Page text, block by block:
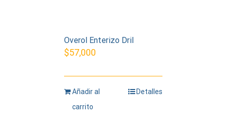
Overol Enterizo Dril
$57,000
Añadir al
carrito
Detalles